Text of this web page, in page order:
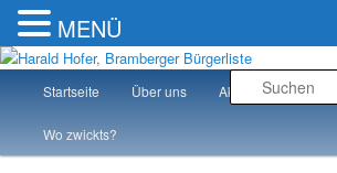
Zum
wechseln
bramberger24.at – Die
Mit voller Kraft für Bramberg!
Startseite Über uns Aktuelles Team
Wo zwickts?
MENÜ